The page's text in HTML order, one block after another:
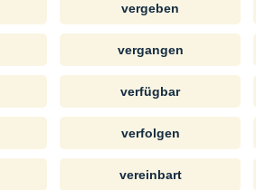
vergeben
vergangen
verfügbar
verfolgen
vereinbart